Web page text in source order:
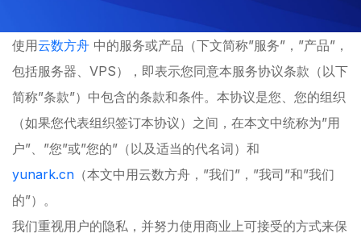
使用云数方舟 中的服务或产品（下文简称”服务”，”产品”，
包括服务器、VPS），即表示您同意本服务协议条款（以下
简称”条款”）中包含的条款和条件。本协议是您、您的组织
（如果您代表组织签订本协议）之间，在本文中统称为”用
户”、”您”或”您的”（以及适当的代名词）和
yunark.cn （本文中用云数方舟，”我们”，”我司”和”我们
的”）。
我们重视用户的隐私，并努力使用商业上可接受的方式来保